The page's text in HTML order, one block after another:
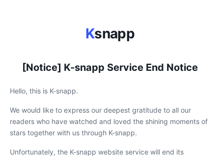
Ksnapp
[Notice] K-snapp Service End Notice
Hello, this is K-snapp.
We would like to express our deepest gratitude to all our
readers who have watched and loved the shining moments of
stars together with us through K-snapp.
Unfortunately, the K-snapp website service will end its